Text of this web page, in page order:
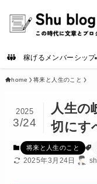
稼げるメンバーシップ
home 将来と人生のこと
人生の
切にす
2025
3/24
将来と人生のこと
2025年3月24日